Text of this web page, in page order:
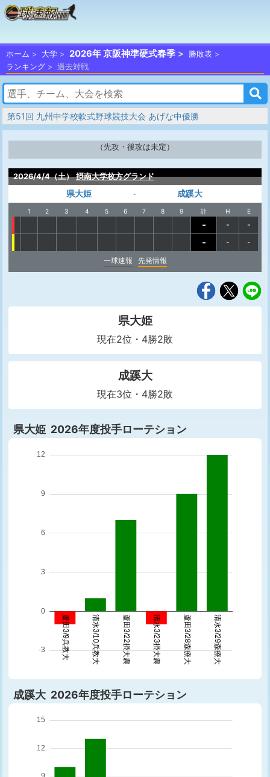
ホーム 大学 2026年 京阪神準硬式春季
勝敗表
ランキング
過去対戦
第51回 九州中学校軟式野球競技大会 あげな中優勝
（先攻・後攻は未定）
2026/4/4（土） 摂南大学枚方グランド
県大姫 - 成蹊大
1 2 3 4 5 6 7 8 9 計 H E
- - -
- -
-
一球速報
先発情報
県大姫
現在2位・4勝2敗
成蹊大
現在3位・4勝2敗
県大姫 2026年度投手ローテション
成蹊大 2026年度投手ローテション